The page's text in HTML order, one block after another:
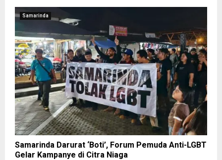
Samarinda
Samarinda Darurat ‘Boti’, Forum Pemuda Anti-LGBT
Gelar Kampanye di Citra Niaga